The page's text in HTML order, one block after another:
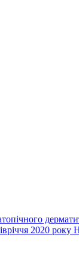
півріччя 2020